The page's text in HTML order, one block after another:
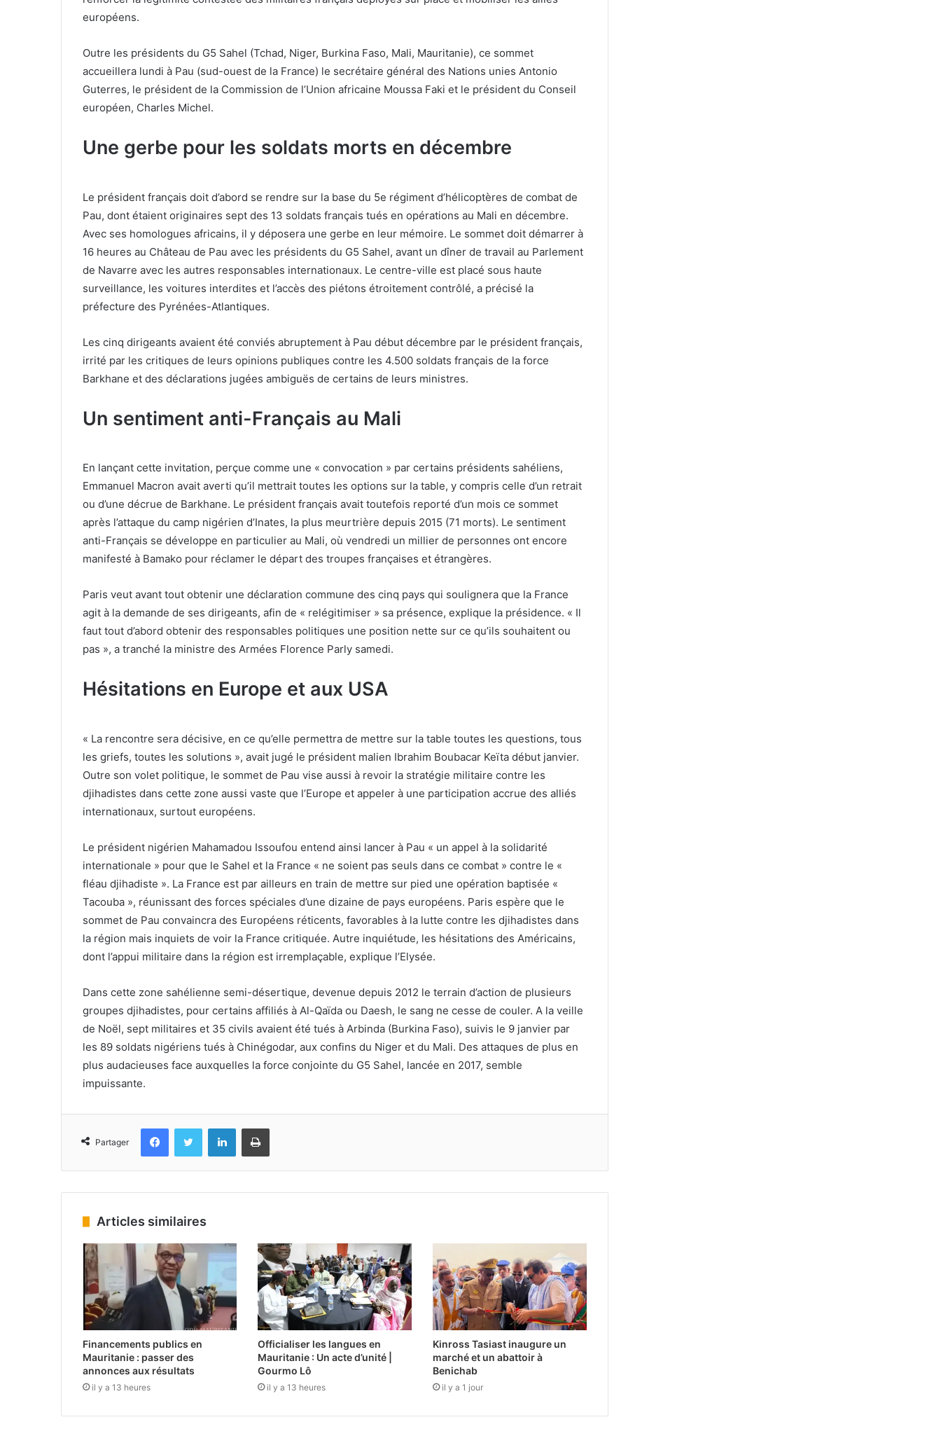
européens.
Outre les présidents du G5 Sahel (Tchad, Niger, Burkina Faso, Mali, Mauritanie), ce sommet
accueillera lundi à Pau (sud-ouest de la France) le secrétaire général des Nations unies Antonio
Guterres, le président de la Commission de l’Union africaine Moussa Faki et le président du Conseil
européen, Charles Michel.
Une gerbe pour les soldats morts en décembre
Le président français doit d’abord se rendre sur la base du 5e régiment d’hélicoptères de combat de
Pau, dont étaient originaires sept des 13 soldats français tués en opérations au Mali en décembre.
Avec ses homologues africains, il y déposera une gerbe en leur mémoire. Le sommet doit démarrer à
16 heures au Château de Pau avec les présidents du G5 Sahel, avant un dîner de travail au Parlement
de Navarre avec les autres responsables internationaux. Le centre-ville est placé sous haute
surveillance, les voitures interdites et l’accès des piétons étroitement contrôlé, a précisé la
préfecture des Pyrénées-Atlantiques.
Les cinq dirigeants avaient été conviés abruptement à Pau début décembre par le président français,
irrité par les critiques de leurs opinions publiques contre les 4.500 soldats français de la force
Barkhane et des déclarations jugées ambiguës de certains de leurs ministres.
Un sentiment anti-Français au Mali
En lançant cette invitation, perçue comme une « convocation » par certains présidents sahéliens,
Emmanuel Macron avait averti qu’il mettrait toutes les options sur la table, y compris celle d’un retrait
ou d’une décrue de Barkhane. Le président français avait toutefois reporté d’un mois ce sommet
après l’attaque du camp nigérien d’Inates, la plus meurtrière depuis 2015 (71 morts). Le sentiment
anti-Français se développe en particulier au Mali, où vendredi un millier de personnes ont encore
manifesté à Bamako pour réclamer le départ des troupes françaises et étrangères.
Paris veut avant tout obtenir une déclaration commune des cinq pays qui soulignera que la France
agit à la demande de ses dirigeants, afin de « relégitimiser » sa présence, explique la présidence. « Il
faut tout d’abord obtenir des responsables politiques une position nette sur ce qu’ils souhaitent ou
pas », a tranché la ministre des Armées Florence Parly samedi.
Hésitations en Europe et aux USA
« La rencontre sera décisive, en ce qu’elle permettra de mettre sur la table toutes les questions, tous
les griefs, toutes les solutions », avait jugé le président malien Ibrahim Boubacar Keïta début janvier.
Outre son volet politique, le sommet de Pau vise aussi à revoir la stratégie militaire contre les
djihadistes dans cette zone aussi vaste que l’Europe et appeler à une participation accrue des alliés
internationaux, surtout européens.
Le président nigérien Mahamadou Issoufou entend ainsi lancer à Pau « un appel à la solidarité
internationale » pour que le Sahel et la France « ne soient pas seuls dans ce combat » contre le «
fléau djihadiste ». La France est par ailleurs en train de mettre sur pied une opération baptisée «
Tacouba », réunissant des forces spéciales d’une dizaine de pays européens. Paris espère que le
sommet de Pau convaincra des Européens réticents, favorables à la lutte contre les djihadistes dans
la région mais inquiets de voir la France critiquée. Autre inquiétude, les hésitations des Américains,
dont l’appui militaire dans la région est irremplaçable, explique l’Elysée.
Dans cette zone sahélienne semi-désertique, devenue depuis 2012 le terrain d’action de plusieurs
groupes djihadistes, pour certains affiliés à Al-Qaïda ou Daesh, le sang ne cesse de couler. A la veille
de Noël, sept militaires et 35 civils avaient été tués à Arbinda (Burkina Faso), suivis le 9 janvier par
les 89 soldats nigériens tués à Chinégodar, aux confins du Niger et du Mali. Des attaques de plus en
plus audacieuses face auxquelles la force conjointe du G5 Sahel, lancée en 2017, semble
impuissante.
Partager
FacebookTwitter LinkedinImprimer
Articles similaires
Financements publics en
Mauritanie : passer des
annonces aux résultats
il y a 13 heures
Officialiser les langues en
Mauritanie : Un acte d’unité |
Gourmo Lô
il y a 13 heures
Kinross Tasiast inaugure un
marché et un abattoir à
Benichab
il y a 1 jour